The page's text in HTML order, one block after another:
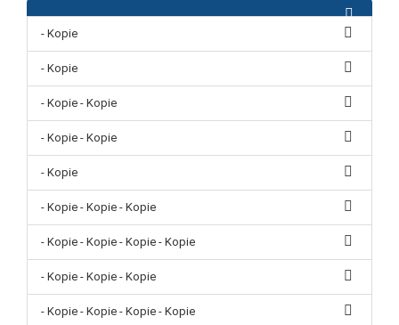
- Kopie
- Kopie
- Kopie - Kopie
- Kopie - Kopie
- Kopie
- Kopie - Kopie - Kopie
- Kopie - Kopie - Kopie - Kopie
- Kopie - Kopie - Kopie
- Kopie - Kopie - Kopie - Kopie